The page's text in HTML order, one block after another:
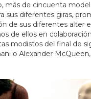
más de cincuenta
sus diferentes giras,
de sus diferentes alter
de ellos en
modistos del final de
o Alexander